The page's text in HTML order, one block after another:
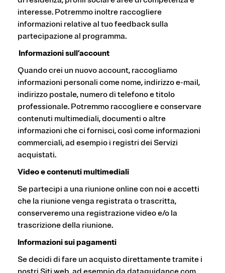
interesse. Potremmo inoltre raccogliere
informazioni relative al tuo feedback sulla
partecipazione al programma.
Informazioni sull’account
Quando crei un nuovo account, raccogliamo
informazioni personali come nome, indirizzo e-mail,
indirizzo postale, numero di telefono e titolo
professionale. Potremmo raccogliere e conservare
contenuti multimediali, documenti o altre
informazioni che ci fornisci, così come informazioni
commerciali, ad esempio i registri dei Servizi
acquistati.
Video e contenuti multimediali
Se partecipi a una riunione online con noi e accetti
che la riunione venga registrata o trascritta,
conserveremo una registrazione video e/o la
trascrizione della riunione.
Informazioni sui pagamenti
Se decidi di fare un acquisto direttamente tramite i